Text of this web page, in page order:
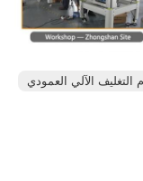
التغليف الآلي العمودي